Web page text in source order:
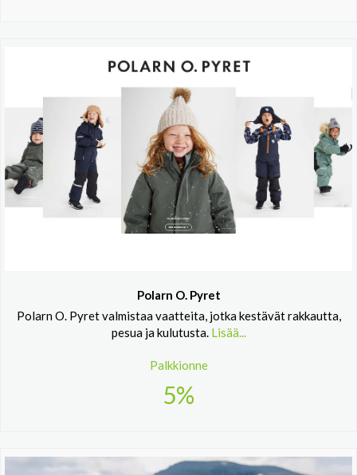
Polarn O. Pyret
Polarn O. Pyret valmistaa vaatteita, jotka kestävät rakkautta,
pesua ja kulutusta. Lisää...
Palkkionne
5%